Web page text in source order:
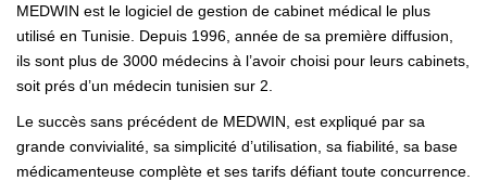
MEDWIN est le logiciel de gestion de cabinet médical le plus
utilisé en Tunisie. Depuis 1996, année de sa première diffusion,
ils sont plus de 3000 médecins à l’avoir choisi pour leurs cabinets,
soit prés d’un médecin tunisien sur 2.
Le succès sans précédent de MEDWIN, est expliqué par sa
grande convivialité, sa simplicité d’utilisation, sa fiabilité, sa base
médicamenteuse complète et ses tarifs défiant toute concurrence.